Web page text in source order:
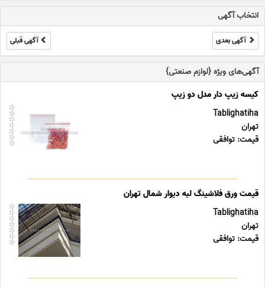
انتخاب آگهی
آگهی بعدی آگهی قبلی
آگهی‌های ویژه {لوازم صنعتی}
کیسه زیپ دار مدل دو زیپ
Tablighatiha
تهران
قیمت: توافقی
قیمت ورق فلاشینگ لبه دیوار شمال تهران
Tablighatiha
تهران
قیمت: توافقی